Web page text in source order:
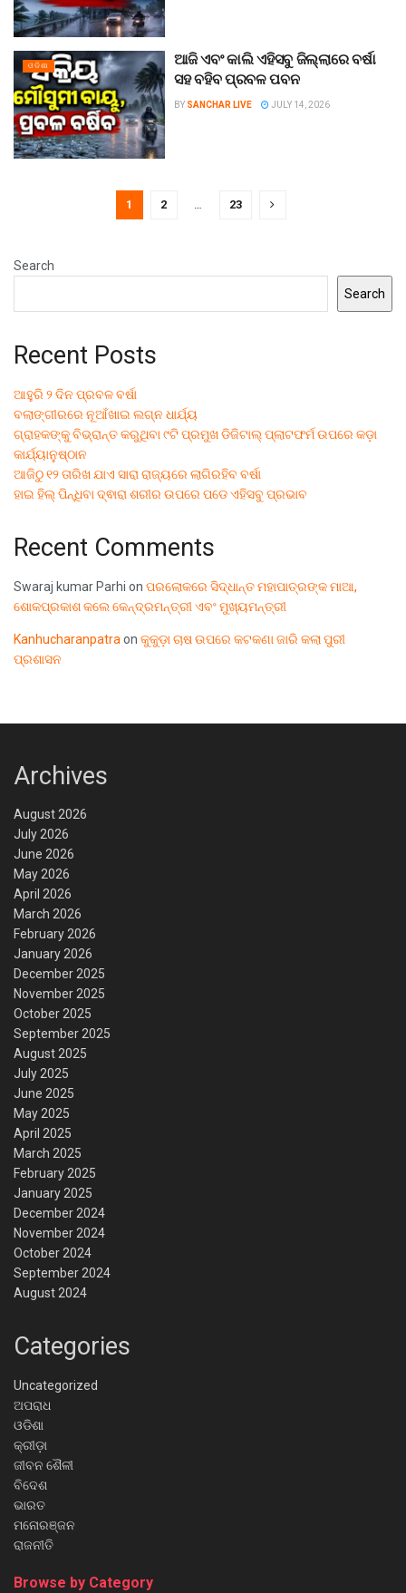
ଓଡିଶା ଆଜି ଏବଂ କାଲି ଏହିସବୁ ଜିଲ୍ଲାରେ ବର୍ଷା
ସହ ବହିବ ପ୍ରବଳ ପବନ
BY SANCHAR LIVE JULY 14, 2026
1 2 … 23
Search
Search
Recent Posts
ଆହୁରି ୨ ଦିନ ପ୍ରବଳ ବର୍ଷା
ବଲାଙ୍ଗୀରରେ ନୂଆଁଖାଇ ଲଗ୍ନ ଧାର୍ଯ୍ୟ
ଗ୍ରାହକଙ୍କୁ ବିଭ୍ରାନ୍ତ କରୁଥିବା ୯ଟି ପ୍ରମୁଖ ଡିଜିଟାଲ୍ ପ୍ଲାଟଫର୍ମ ଉପରେ କଡ଼ା
କାର୍ଯ୍ୟାନୁଷ୍ଠାନ
ଆଜିଠୁ ୧୨ ତାରିଖ ଯାଏ ସାରା ରାଜ୍ୟରେ ଲାଗିରହିବ ବର୍ଷା
ହାଇ ହିଲ୍ ପିନ୍ଧିବା ଦ୍ଵାରା ଶରୀର ଉପରେ ପଡେ ଏହିସବୁ ପ୍ରଭାବ
Recent Comments
Swaraj kumar Parhi on ପରଲୋକରେ ସିଦ୍ଧାନ୍ତ ମହାପାତ୍ରଙ୍କ ମାଆ,
ଶୋକପ୍ରକାଶ କଲେ କେନ୍ଦ୍ରମନ୍ତ୍ରୀ ଏବଂ ମୁଖ୍ୟମନ୍ତ୍ରୀ
Kanhucharanpatra on କୁକୁଡ଼ା ଚାଷ ଉପରେ କଟକଣା ଜାରି କଲା ପୁରୀ
ପ୍ରଶାସନ
Archives
August 2026
July 2026
June 2026
May 2026
April 2026
March 2026
February 2026
January 2026
December 2025
November 2025
October 2025
September 2025
August 2025
July 2025
June 2025
May 2025
April 2025
March 2025
February 2025
January 2025
December 2024
November 2024
October 2024
September 2024
August 2024
Categories
Uncategorized
ଅପରାଧ
ଓଡିଶା
କ୍ରୀଡ଼ା
ଜୀବନ ଶୈଳୀ
ବିଦେଶ
ଭାରତ
ମନୋରଞ୍ଜନ
ରାଜନୀତି
Browse by Category